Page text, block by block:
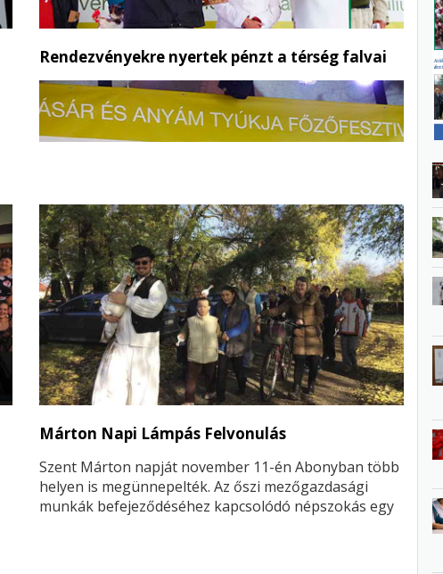
Rendezvényekre nyertek pénzt a térség falvai
Márton Napi Lámpás Felvonulás
Szent Márton napját november 11-én Abonyban több
helyen is megünnepelték. Az őszi mezőgazdasági
munkák befejeződéséhez kapcsolódó népszokás egy